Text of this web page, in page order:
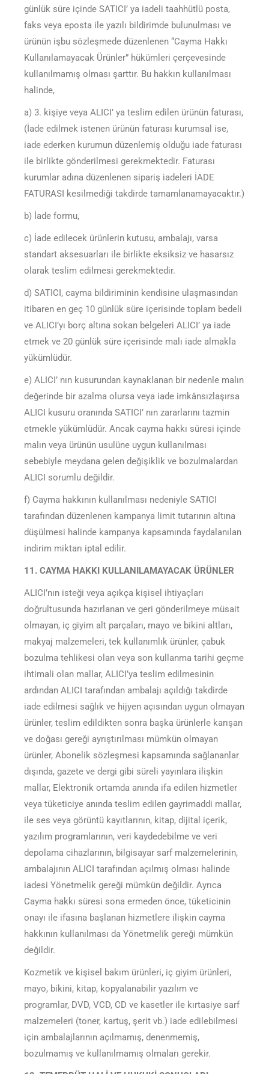
günlük süre içinde SATICI’ ya iadeli taahhütlü posta,
faks veya eposta ile yazılı bildirimde bulunulması ve
ürünün işbu sözleşmede düzenlenen “Cayma Hakkı
Kullanılamayacak Ürünler” hükümleri çerçevesinde
kullanılmamış olması şarttır. Bu hakkın kullanılması
halinde,
a) 3. kişiye veya ALICI’ ya teslim edilen ürünün faturası,
(İade edilmek istenen ürünün faturası kurumsal ise,
iade ederken kurumun düzenlemiş olduğu iade faturası
ile birlikte gönderilmesi gerekmektedir. Faturası
kurumlar adına düzenlenen sipariş iadeleri İADE
FATURASI kesilmediği takdirde tamamlanamayacaktır.)
b) İade formu,
c) İade edilecek ürünlerin kutusu, ambalajı, varsa
standart aksesuarları ile birlikte eksiksiz ve hasarsız
olarak teslim edilmesi gerekmektedir.
d) SATICI, cayma bildiriminin kendisine ulaşmasından
itibaren en geç 10 günlük süre içerisinde toplam bedeli
ve ALICI’yı borç altına sokan belgeleri ALICI’ ya iade
etmek ve 20 günlük süre içerisinde malı iade almakla
yükümlüdür.
e) ALICI’ nın kusurundan kaynaklanan bir nedenle malın
değerinde bir azalma olursa veya iade imkânsızlaşırsa
ALICI kusuru oranında SATICI’ nın zararlarını tazmin
etmekle yükümlüdür. Ancak cayma hakkı süresi içinde
malın veya ürünün usulüne uygun kullanılması
sebebiyle meydana gelen değişiklik ve bozulmalardan
ALICI sorumlu değildir.
f) Cayma hakkının kullanılması nedeniyle SATICI
tarafından düzenlenen kampanya limit tutarının altına
düşülmesi halinde kampanya kapsamında faydalanılan
indirim miktarı iptal edilir.
11. CAYMA HAKKI KULLANILAMAYACAK ÜRÜNLER
ALICI’nın isteği veya açıkça kişisel ihtiyaçları
doğrultusunda hazırlanan ve geri gönderilmeye müsait
olmayan, iç giyim alt parçaları, mayo ve bikini altları,
makyaj malzemeleri, tek kullanımlık ürünler, çabuk
bozulma tehlikesi olan veya son kullanma tarihi geçme
ihtimali olan mallar, ALICI’ya teslim edilmesinin
ardından ALICI tarafından ambalajı açıldığı takdirde
iade edilmesi sağlık ve hijyen açısından uygun olmayan
ürünler, teslim edildikten sonra başka ürünlerle karışan
ve doğası gereği ayrıştırılması mümkün olmayan
ürünler, Abonelik sözleşmesi kapsamında sağlananlar
dışında, gazete ve dergi gibi süreli yayınlara ilişkin
mallar, Elektronik ortamda anında ifa edilen hizmetler
veya tüketiciye anında teslim edilen gayrimaddi mallar,
ile ses veya görüntü kayıtlarının, kitap, dijital içerik,
yazılım programlarının, veri kaydedebilme ve veri
depolama cihazlarının, bilgisayar sarf malzemelerinin,
ambalajının ALICI tarafından açılmış olması halinde
iadesi Yönetmelik gereği mümkün değildir. Ayrıca
Cayma hakkı süresi sona ermeden önce, tüketicinin
onayı ile ifasına başlanan hizmetlere ilişkin cayma
hakkının kullanılması da Yönetmelik gereği mümkün
değildir.
Kozmetik ve kişisel bakım ürünleri, iç giyim ürünleri,
mayo, bikini, kitap, kopyalanabilir yazılım ve
programlar, DVD, VCD, CD ve kasetler ile kırtasiye sarf
malzemeleri (toner, kartuş, şerit vb.) iade edilebilmesi
için ambalajlarının açılmamış, denenmemiş,
bozulmamış ve kullanılmamış olmaları gerekir.